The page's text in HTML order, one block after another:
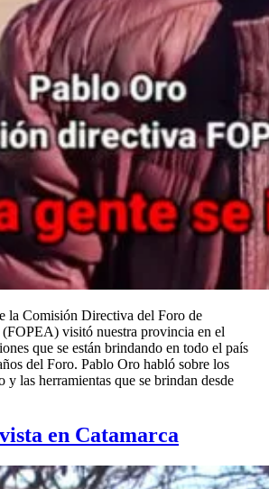
la Comisión Directiva del Foro de
visitó nuestra provincia en el
que se están brindando en todo el país
del Foro. Pablo Oro habló sobre los
y las herramientas que se brindan desde
en Catamarca